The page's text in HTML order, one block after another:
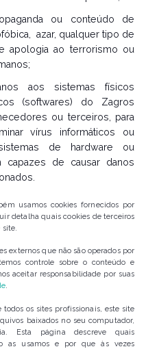
ou conteúdo de
azar, qualquer tipo de
apologia ao terrorismo ou
aos sistemas físicos
(softwares) do Zagros
ou terceiros, para
vírus informáticos ou
de hardware ou
capazes de causar danos
usamos cookies fornecidos por
detalha quais cookies de terceiros
site.
externos que não são operados por
controle sobre o conteúdo e
aceitar responsabilidade por suas
.
os sites profissionais, este site
baixados no seu computador,
Esta página descreve quais
as usamos e por que às vezes